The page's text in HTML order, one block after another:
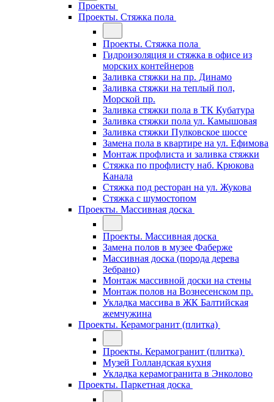
Проекты
Проекты. Стяжка пола
Проекты. Стяжка пола
Гидроизоляция и стяжка в офисе из
морских контейнеров
Заливка стяжки на пр. Динамо
Заливка стяжки на теплый пол,
Морской пр.
Заливка стяжки пола в ТК Кубатура
Заливка стяжки пола ул. Камышовая
Заливка стяжки Пулковское шоссе
Замена пола в квартире на ул. Ефимова
Монтаж профлиста и заливка стяжки
Стяжка по профлисту наб. Крюкова
Канала
Стяжка под ресторан на ул. Жукова
Стяжка с шумостопом
Проекты. Массивная доска
Проекты. Массивная доска
Замена полов в музее Фаберже
Массивная доска (порода дерева
Зебрано)
Монтаж массивной доски на стены
Монтаж полов на Вознесенском пр.
Укладка массива в ЖК Балтийская
жемчужина
Проекты. Керамогранит (плитка)
Проекты. Керамогранит (плитка)
Музей Голландская кухня
Укладка керамогранита в Энколово
Проекты. Паркетная доска